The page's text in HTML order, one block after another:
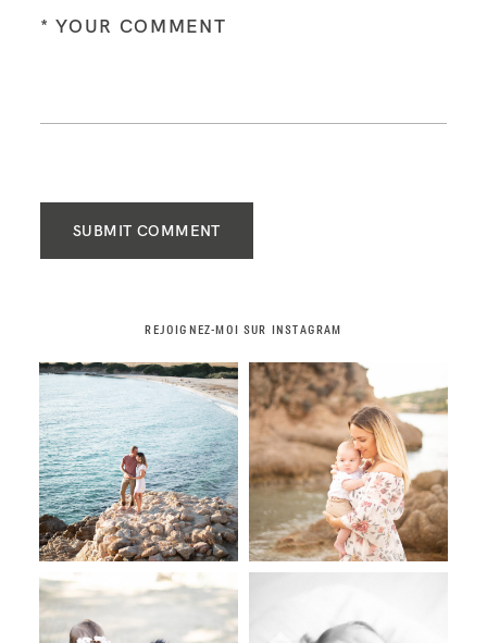
SUBMIT COMMENT
REJOIGNEZ-MOI SUR INSTAGRAM